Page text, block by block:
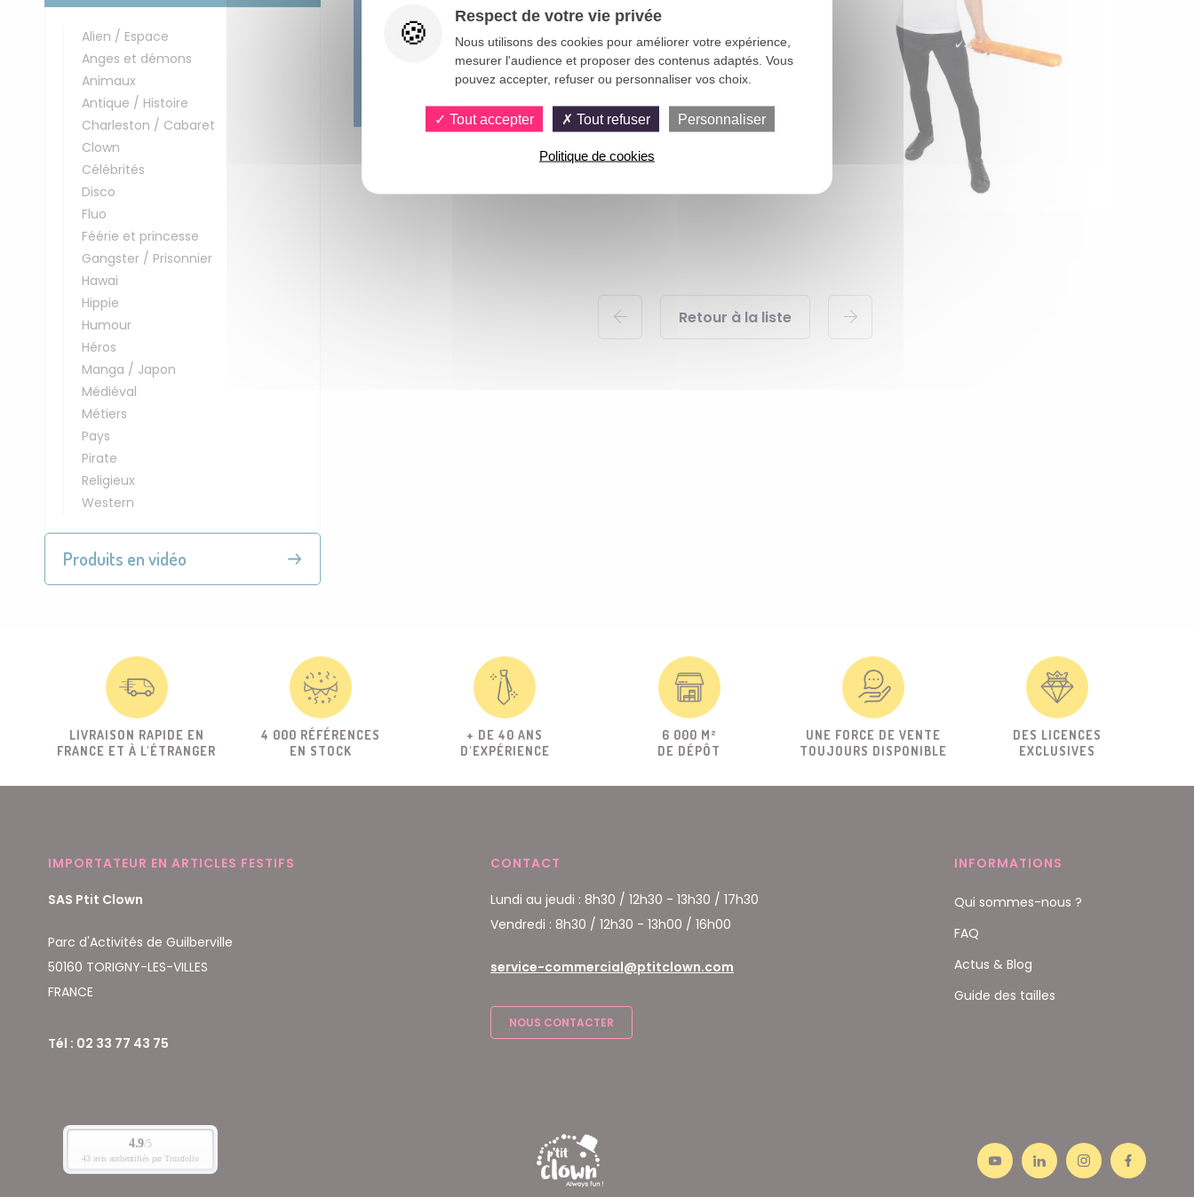
Alien / Espace
Anges et démons
Animaux
Antique / Histoire
Charleston / Cabaret
Clown
Célébrités
Disco
Fluo
Féérie et princesse
Gangster / Prisonnier
Hawai
Hippie
Humour
Héros
Manga / Japon
Médiéval
Métiers
Pays
Pirate
Religieux
Western
Produits en vidéo
Retour à la liste
LIVRAISON RAPIDE EN
FRANCE ET À L'ÉTRANGER
4 000 RÉFÉRENCES
EN STOCK
+ DE 40 ANS
D'EXPÉRIENCE
6 000 M²
DE DÉPÔT
UNE FORCE DE VENTE
TOUJOURS DISPONIBLE
DES LICENCES
EXCLUSIVES
IMPORTATEUR EN ARTICLES FESTIFS
SAS Ptit Clown
Parc d'Activités de Guilberville
50160 TORIGNY-LES-VILLES
FRANCE
Tél : 02 33 77 43 75
CONTACT
Lundi au jeudi : 8h30 / 12h30 - 13h30 / 17h30
Vendredi : 8h30 / 12h30 - 13h00 / 16h00
service-commercial@ptitclown.com
NOUS CONTACTER
INFORMATIONS
Qui sommes-nous ?
FAQ
Actus & Blog
Guide des tailles
Respect de votre vie privée
Nous utilisons des cookies pour améliorer votre expérience,
mesurer l'audience et proposer des contenus adaptés. Vous
pouvez accepter, refuser ou personnaliser vos choix.
Tout accepter Tout refuser Personnaliser
Politique de cookies